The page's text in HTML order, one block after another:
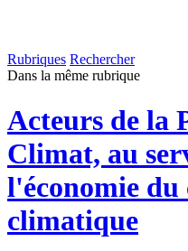
Rubriques Rechercher
Dans la même rubrique
Acteurs de la
Climat, au
l'économie du
climatique